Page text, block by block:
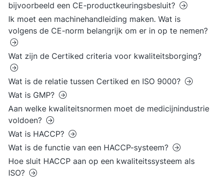
bijvoorbeeld een CE-productkeuringsbesluit?
Ik moet een machinehandleiding maken. Wat is
volgens de CE-norm belangrijk om er in op te nemen?
Wat zijn de Certiked criteria voor kwaliteitsborging?
Wat is de relatie tussen Certiked en ISO 9000?
Wat is GMP?
Aan welke kwaliteitsnormen moet de medicijnindustrie
voldoen?
Wat is HACCP?
Wat is de functie van een HACCP-systeem?
Hoe sluit HACCP aan op een kwaliteitssysteem als
ISO?